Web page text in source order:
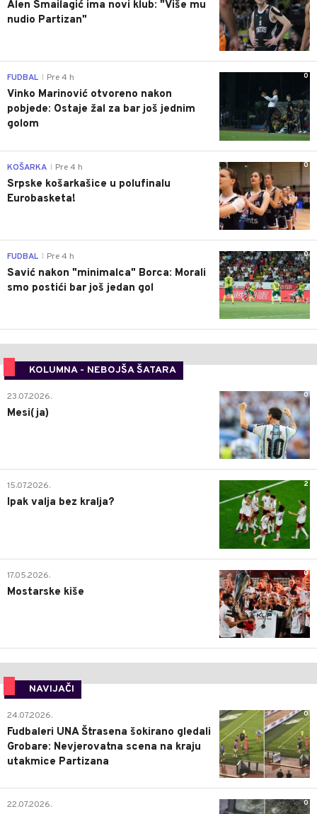
Alen Smailagić ima novi klub: "Više mu
nudio Partizan"
0
FUDBAL Pre 4 h
Vinko Marinović otvoreno nakon
pobjede: Ostaje žal za bar još jednim
golom
0
KOŠARKA Pre 4 h
Srpske košarkašice u polufinalu
Eurobasketa!
0
FUDBAL Pre 4 h
Savić nakon "minimalca" Borca: Morali
smo postići bar još jedan gol
KOLUMNA - NEBOJŠA ŠATARA
0
23.07.2026.
Mesi(ja)
2
15.07.2026.
Ipak valja bez kralja?
0
17.05.2026.
Mostarske kiše
NAVIJAČI
0
24.07.2026.
Fudbaleri UNA Štrasena šokirano gledali
Grobare: Nevjerovatna scena na kraju
utakmice Partizana
0
22.07.2026.